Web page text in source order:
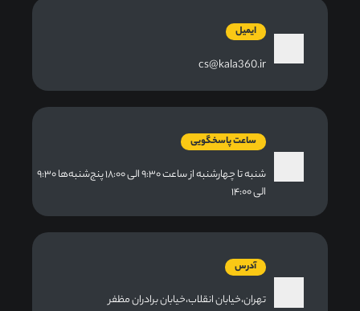
ایمیل
cs@kala360.ir
ساعت پاسخگویی
شنبه تا چهارشنبه از ساعت ۹:۳۰ الی ۱۸:۰۰ پنج‌شنبه‌ها ۹:۳۰
الی ۱۴:۰۰
آدرس
تهران،خیابان انقلاب،خیابان برادران مظفر